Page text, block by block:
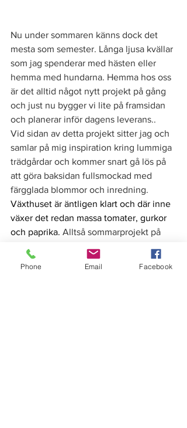
Nu under sommaren känns dock det
mesta som semester. Långa ljusa kvällar
som jag spenderar med hästen eller
hemma med hundarna. Hemma hos oss
är det alltid något nytt projekt på gång
och just nu bygger vi lite på framsidan
och planerar inför dagens leverans..
Vid sidan av detta projekt sitter jag och
samlar på mig inspiration kring lummiga
trädgårdar och kommer snart gå lös på
att göra baksidan fullsmockad med
färgglada blommor och inredning.
Växthuset är äntligen klart och där inne
växer det redan massa tomater, gurkor
och paprika. Alltså sommarprojekt på
varje dag.
Phone Email Facebook